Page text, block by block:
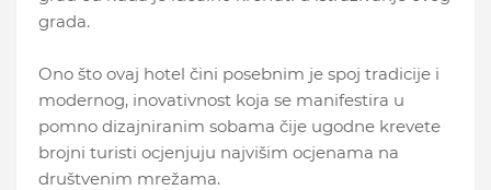
grada.
Ono što ovaj hotel čini posebnim je spoj tradicije i
modernog, inovativnost koja se manifestira u
pomno dizajniranim sobama čije ugodne krevete
brojni turisti ocjenjuju najvišim ocjenama na
društvenim mrežama.